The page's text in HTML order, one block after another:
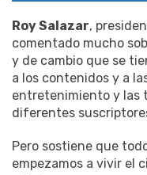
Roy Salazar,
comentado mucho
y de cambio que se
a los contenidos y a
entretenimiento y las
diferentes
Pero sostiene que
empezamos a vivir el